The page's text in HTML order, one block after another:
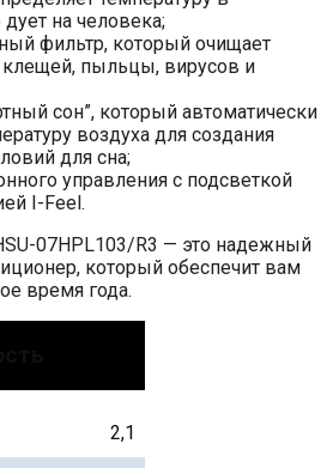
на человека;
фильтр, который очищает
клещей, пыльцы, вирусов и
сон”, который автоматически
воздуха для создания
для сна;
управления с подсветкой
I-Feel.
07HPL103/R3 — это надежный
который обеспечит вам
время года.
2,1